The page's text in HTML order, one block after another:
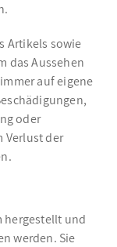
Artikels sowie
das Aussehen
auf eigene
oder
Verlust der
hergestellt und
werden. Sie